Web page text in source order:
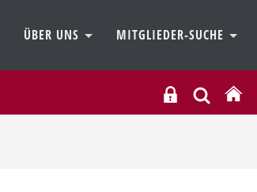
ÜBER UNS MITGLIEDER-SUCHE